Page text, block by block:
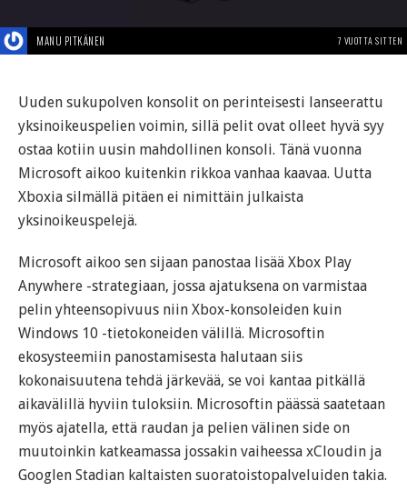
MANU PITKÄNEN 7 VUOTTA SITTEN
Uuden sukupolven konsolit on perinteisesti lanseerattu
yksinoikeuspelien voimin, sillä pelit ovat olleet hyvä syy
ostaa kotiin uusin mahdollinen konsoli. Tänä vuonna
Microsoft aikoo kuitenkin rikkoa vanhaa kaavaa. Uutta
Xboxia silmällä pitäen ei nimittäin julkaista
yksinoikeuspelejä.
Microsoft aikoo sen sijaan panostaa lisää Xbox Play
Anywhere -strategiaan, jossa ajatuksena on varmistaa
pelin yhteensopivuus niin Xbox-konsoleiden kuin
Windows 10 -tietokoneiden välillä. Microsoftin
ekosysteemiin panostamisesta halutaan siis
kokonaisuutena tehdä järkevää, se voi kantaa pitkällä
aikavälillä hyviin tuloksiin. Microsoftin päässä saatetaan
myös ajatella, että raudan ja pelien välinen side on
muutoinkin katkeamassa jossakin vaiheessa xCloudin ja
Googlen Stadian kaltaisten suoratoistopalveluiden takia.